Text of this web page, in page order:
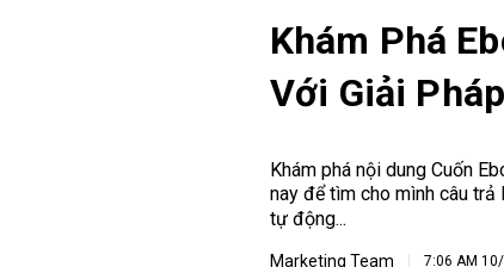
Khám Phá
Với Giải
Khám phá nội dung Cuốn
nay để tìm cho mình câu
tự động...
Marketing Team 7:06 AM